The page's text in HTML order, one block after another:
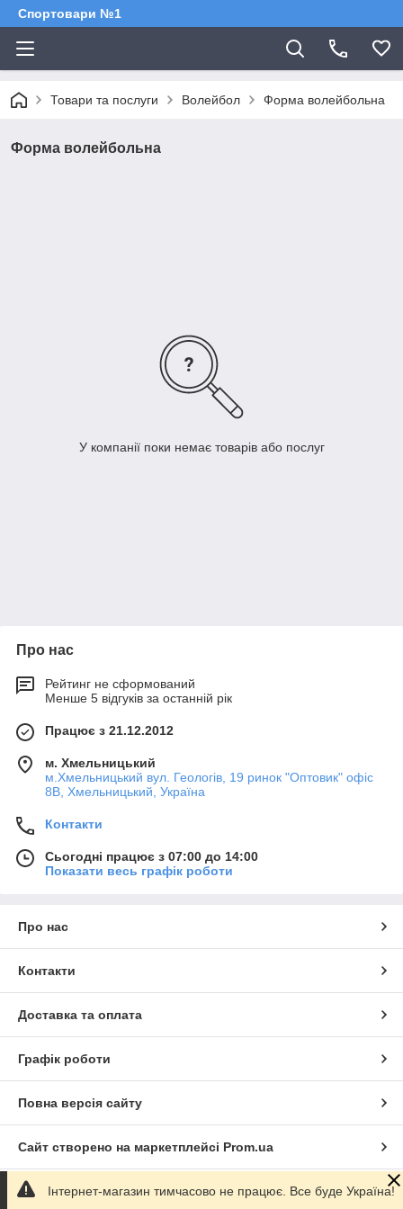
Спортовари №1
Товари та послуги Волейбол Форма волейбольна
Форма волейбольна
У компанії поки немає товарів або послуг
Про нас
Рейтинг не сформований
Менше 5 відгуків за останній рік
Працює з 21.12.2012
м. Хмельницький
м.Хмельницький вул. Геологів, 19 ринок "Оптовик" офіс
8В, Хмельницький, Україна
Контакти
Сьогодні працює з 07:00 до 14:00
Показати весь графік роботи
Про нас
Контакти
Доставка та оплата
Графік роботи
Повна версія сайту
Сайт створено на маркетплейсі Prom.ua
Політика конфіденційності
Інтернет-магазин тимчасово не працює. Все буде Україна!